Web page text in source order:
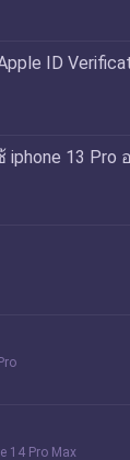
ID
13 Pro
14 Pro Max